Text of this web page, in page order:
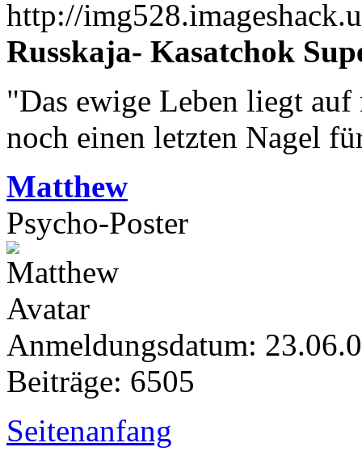
Russkaja- Kasatchok
"Das ewige Leben liegt
noch einen letzten Nagel
Matthew
Psycho-Poster
Anmeldungsdatum:
Beiträge: 6505
Seitenanfang